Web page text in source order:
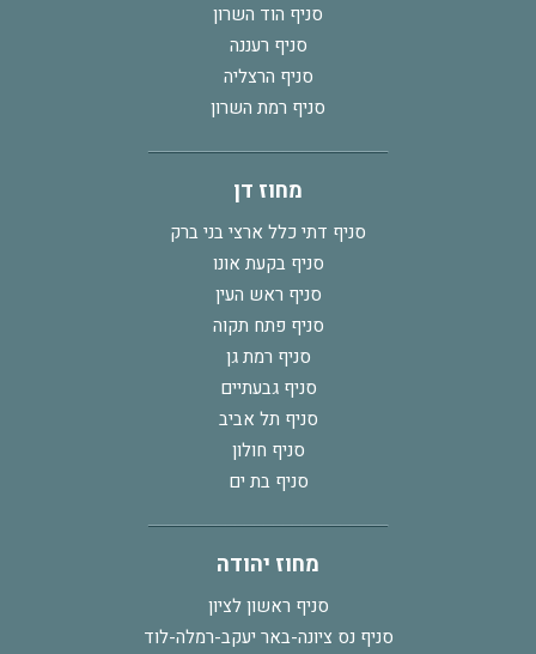
סניף הוד השרון
סניף רעננה
סניף הרצליה
סניף רמת השרון
מחוז דן
סניף דתי כלל ארצי בני ברק
סניף בקעת אונו
סניף ראש העין
סניף פתח תקוה
סניף רמת גן
סניף גבעתיים
סניף תל אביב
סניף חולון
סניף בת ים
מחוז יהודה
סניף ראשון לציון
סניף נס ציונה-באר יעקב-רמלה-לוד